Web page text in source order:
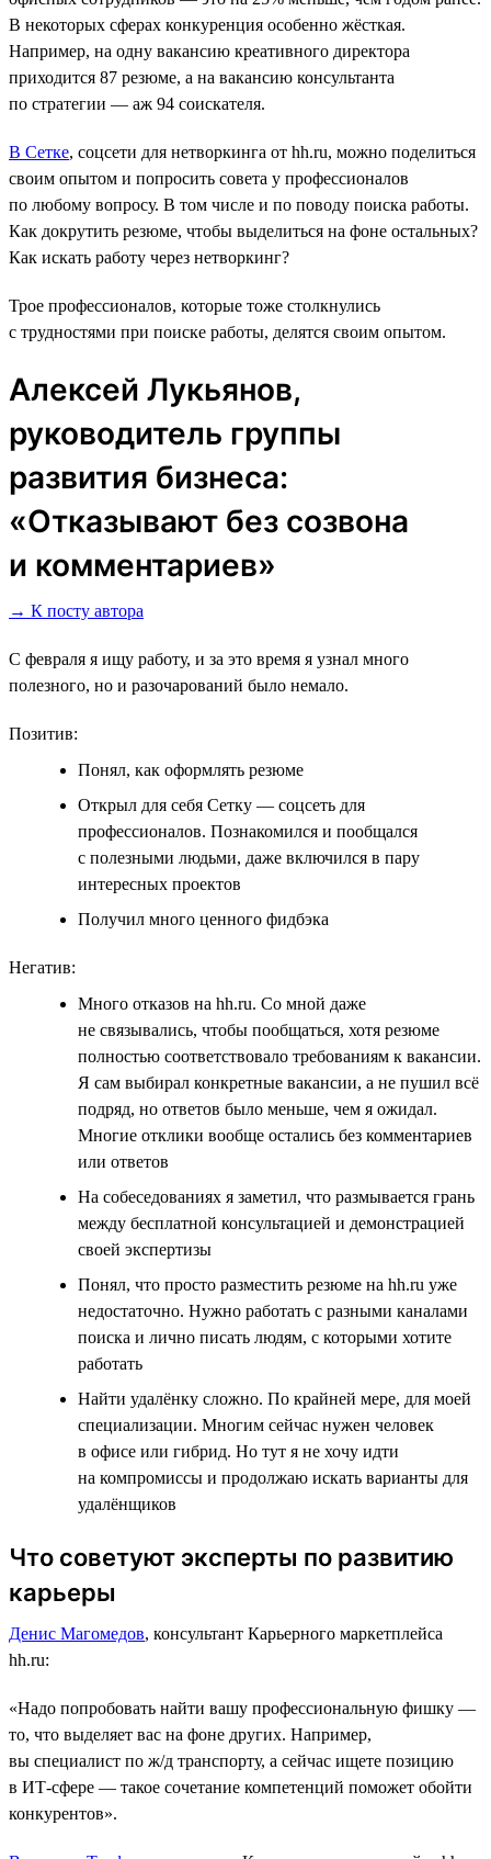
В некоторых сферах конкуренция особенно жёсткая.
Например, на одну вакансию креативного директора
приходится 87 резюме, а на вакансию консультанта
по стратегии ― аж 94 соискателя.
В Сетке, соцсети для нетворкинга от hh.ru, можно поделиться
своим опытом и попросить совета у профессионалов
по любому вопросу. В том числе и по поводу поиска работы.
Как докрутить резюме, чтобы выделиться на фоне остальных?
Как искать работу через нетворкинг?
Трое профессионалов, которые тоже столкнулись
с трудностями при поиске работы, делятся своим опытом.
Алексей Лукьянов,
руководитель группы
развития бизнеса:
«Отказывают без созвона
и комментариев»
→ К посту автора
С февраля я ищу работу, и за это время я узнал много
полезного, но и разочарований было немало.
Позитив:
Понял, как оформлять резюме
Открыл для себя Сетку ― соцсеть для
профессионалов. Познакомился и пообщался
с полезными людьми, даже включился в пару
интересных проектов
Получил много ценного фидбэка
Негатив:
Много отказов на hh.ru. Со мной даже
не связывались, чтобы пообщаться, хотя резюме
полностью соответствовало требованиям к вакансии.
Я сам выбирал конкретные вакансии, а не пушил всё
подряд, но ответов было меньше, чем я ожидал.
Многие отклики вообще остались без комментариев
или ответов
На собеседованиях я заметил, что размывается грань
между бесплатной консультацией и демонстрацией
своей экспертизы
Понял, что просто разместить резюме на hh.ru уже
недостаточно. Нужно работать с разными каналами
поиска и лично писать людям, с которыми хотите
работать
Найти удалёнку сложно. По крайней мере, для моей
специализации. Многим сейчас нужен человек
в офисе или гибрид. Но тут я не хочу идти
на компромиссы и продолжаю искать варианты для
удалёнщиков
Что советуют эксперты по развитию
карьеры
Денис Магомедов, консультант Карьерного маркетплейса
hh.ru:
«Надо попробовать найти вашу профессиональную фишку ―
то, что выделяет вас на фоне других. Например,
вы специалист по ж/д транспорту, а сейчас ищете позицию
в ИТ-сфере ― такое сочетание компетенций поможет обойти
конкурентов».